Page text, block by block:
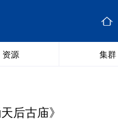
资源 集群
后古庙》